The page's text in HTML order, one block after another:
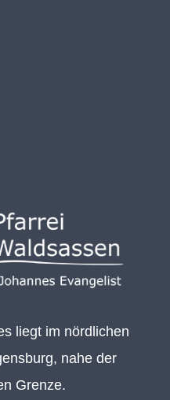
liegt im nördlichen
nahe der
Grenze.